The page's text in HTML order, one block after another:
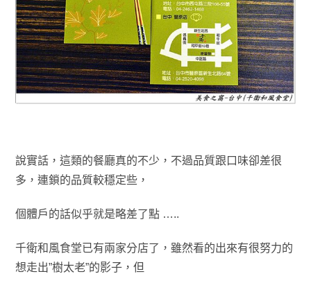
說實話，這類的餐廳真的不少 ，不過品質跟口味卻差很
多 ，連鎖的品質較穩定些，
個體戶的話似乎就是略差了點 …..
千衛和風食堂已有兩家分店了 ，雖然看的出來有很努力的
想走出”樹太老”的影子，但